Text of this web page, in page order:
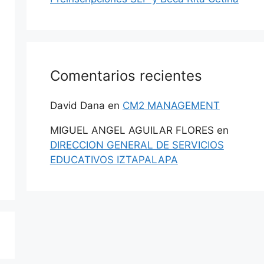
Comentarios recientes
David Dana en CM2 MANAGEMENT
MIGUEL ANGEL AGUILAR FLORES en
DIRECCION GENERAL DE SERVICIOS
EDUCATIVOS IZTAPALAPA